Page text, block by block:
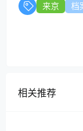
来京 档
相关推荐